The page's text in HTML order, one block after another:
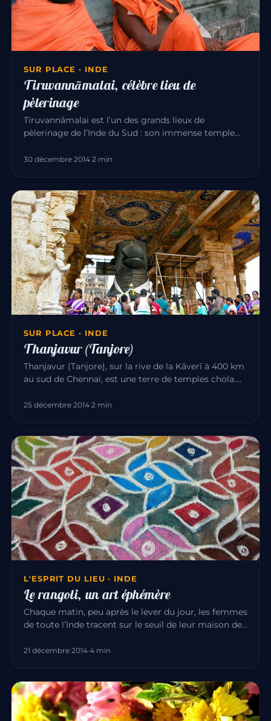
SUR PLACE · INDE
Tiruvannāmalai, célèbre lieu de
pèlerinage
Tiruvannāmalai est l’un des grands lieux de
pèlerinage de l’Inde du Sud : son immense temple
30 décembre 2014·2 min
SUR PLACE · INDE
Thanjavur (Tanjore)
Thanjavur (Tanjore), sur la rive de la Kāverī à 400 km
au sud de Chennai, est une terre de temples chola.
25 décembre 2014·2 min
L'ESPRIT DU LIEU · INDE
Le rangoli, un art éphémère
Chaque matin, peu après le lever du jour, les femmes
de toute l’Inde tracent sur le seuil de leur maison des
21 décembre 2014·4 min